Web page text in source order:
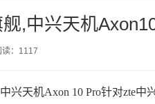
,中兴天机
读：1117
中兴天机Axon 10 Pro针对zte